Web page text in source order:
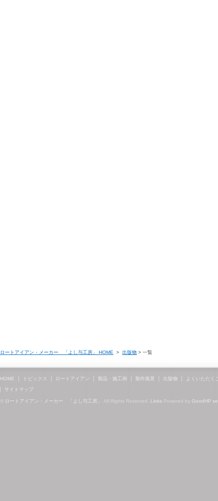
ロートアイアン・メーカー 「よし与工房」 HOME > 出版物 > 一覧
HOME トピックス ロートアイアン 製品・施工例 製作風景 出版物
よくいただく
サイトマップ
ロートアイアン・メーカー 「よし与工房」 All Rights Reserved. Links Powered by GoodHP